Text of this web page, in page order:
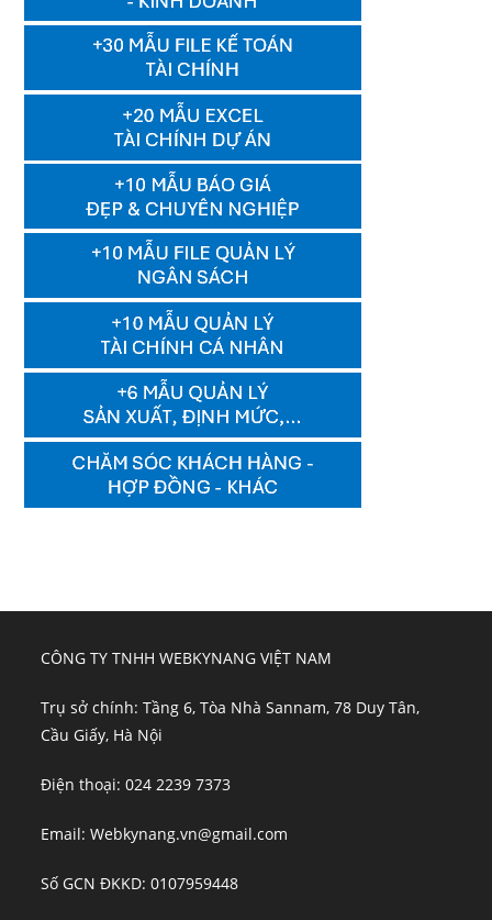
CÔNG TY TNHH WEBKYNANG VIỆT NAM
Trụ sở chính: Tầng 6, Tòa Nhà Sannam, 78 Duy Tân,
Cầu Giấy, Hà Nội
Điện thoại: 024 2239 7373
Email: Webkynang.vn@gmail.com
Số GCN ĐKKD: 0107959448